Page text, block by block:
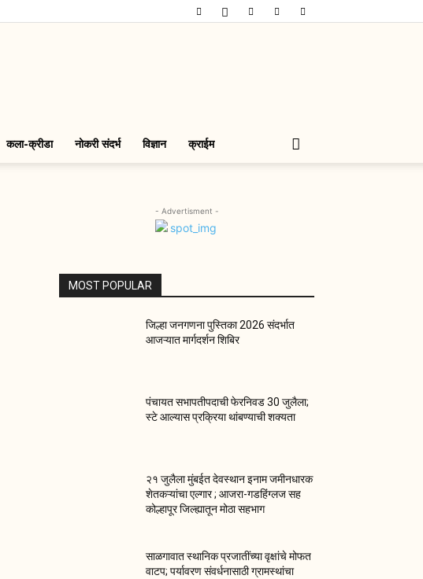
कला-क्रीडा नोकरी संदर्भ विज्ञान क्राईम
- Advertisment -
MOST POPULAR
जिल्हा जनगणना पुस्तिका 2026 संदर्भात
आजऱ्यात मार्गदर्शन शिबिर
पंचायत सभापतीपदाची फेरनिवड 30 जुलैला;
स्टे आल्यास प्रक्रिया थांबण्याची शक्यता
२१ जुलैला मुंबईत देवस्थान इनाम जमीनधारक
शेतकऱ्यांचा एल्गार ; आजरा-गडहिंग्लज सह
कोल्हापूर जिल्ह्यातून मोठा सहभाग
साळगावात स्थानिक प्रजातींच्या वृक्षांचे मोफत
वाटप; पर्यावरण संवर्धनासाठी ग्रामस्थांचा